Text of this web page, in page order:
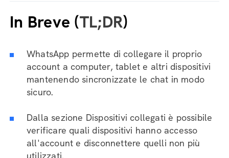
In Breve (TL;DR)
WhatsApp permette di collegare il proprio
account a computer, tablet e altri dispositivi
mantenendo sincronizzate le chat in modo
sicuro.
Dalla sezione Dispositivi collegati è possibile
verificare quali dispositivi hanno accesso
all'account e disconnettere quelli non più